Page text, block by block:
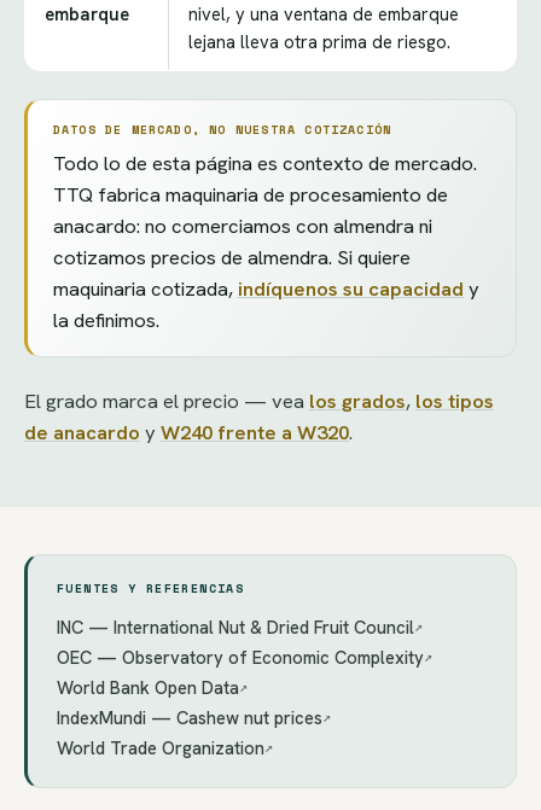
embarque
nivel, y una ventana de embarque
lejana lleva otra prima de riesgo.
DATOS DE MERCADO, NO NUESTRA COTIZACIÓN
Todo lo de esta página es contexto de mercado.
TTQ fabrica maquinaria de procesamiento de
anacardo: no comerciamos con almendra ni
cotizamos precios de almendra. Si quiere
maquinaria cotizada, indíquenos su capacidad y
la definimos.
El grado marca el precio — vea los grados, los tipos
de anacardo y W240 frente a W320.
FUENTES Y REFERENCIAS
INC — International Nut & Dried Fruit Council↗
OEC — Observatory of Economic Complexity↗
World Bank Open Data↗
IndexMundi — Cashew nut prices↗
World Trade Organization↗